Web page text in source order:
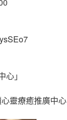
」
靈療癒推廣中心